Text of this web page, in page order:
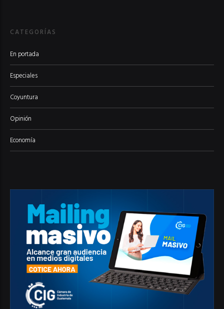
CATEGORÍAS
En portada
Especiales
Coyuntura
Opinión
Economía